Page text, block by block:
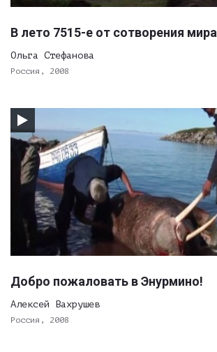
В лето 7515-е от сотворения мира
Ольга Стефанова
Россия, 2008
Добро пожаловать в Энурмино!
Алексей Вахрушев
Россия, 2008